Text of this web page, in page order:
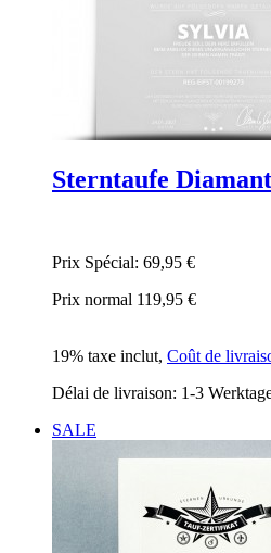
Sterntaufe Diamant
Prix Spécial: 69,95 €
Prix normal 119,95 €
19% taxe inclut, Coût de
Délai de livraison: 1-3
SALE